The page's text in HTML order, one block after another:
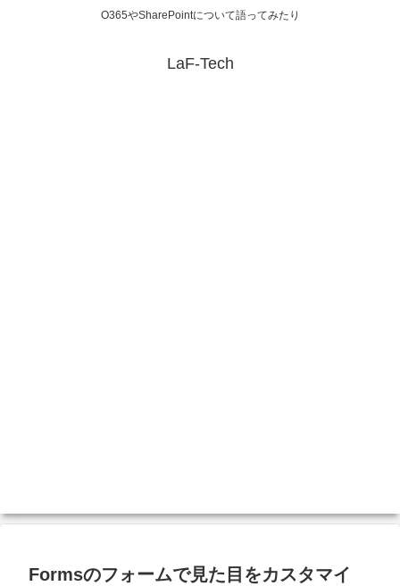
O365やSharePointについて語ってみたり
LaF-Tech
Formsのフォームで見た目をカスタマイ